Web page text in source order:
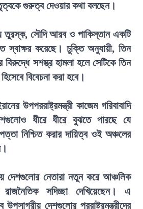
গুরুত্ব দেওয়ার কথা বলছেন।
তুরস্ক, সৌদি আরব ও পাকিস্তান একটি
স্বাক্ষর করেছে। চুক্তি অনুযায়ী, তিন
সশস্ত্র হামলা হলে সেটিকে তিন
বিবেচনা করা হবে।
উপপররাষ্ট্রমন্ত্রী কাজেম গরিবাবাদি
ধীরে ধীরে বুঝতে পারছে যে
নিশ্চিত করার দায়িত্ব ওই অঞ্চলের
দেশগুলোর নেতারা নতুন করে আঞ্চলিক
সদিচ্ছা দেখিয়েছেন। এ
দেশগুলোর পররাষ্ট্রমন্ত্রীদের